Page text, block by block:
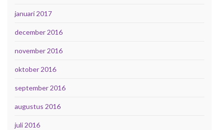
januari 2017
december 2016
november 2016
oktober 2016
september 2016
augustus 2016
juli 2016